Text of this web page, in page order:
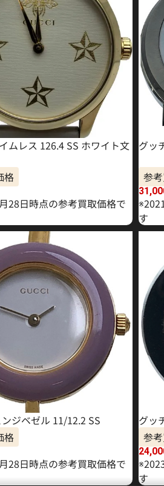
ムレス 126.4 SS ホワイト文
格
28日時点の参考買取価格で
グッ
参
す
ジベゼル 11/12.2 SS
格
28日時点の参考買取価格で
グッ
参
す